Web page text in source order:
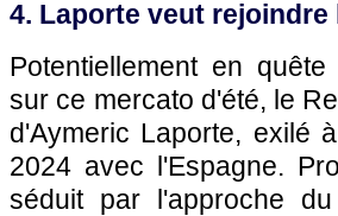
4. Laporte veut rejoindre
Potentiellement en
sur ce mercato d'été, le
d'Aymeric Laporte, exilé
2024 avec l'Espagne.
séduit par l'approche